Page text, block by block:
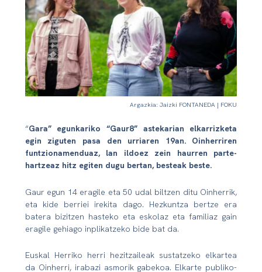
Argazkia: Jaizki FONTANEDA | FOKU
“Gara” egunkariko “Gaur8” astekarian elkarrizketa
egin ziguten pasa den urriaren 19an. Oinherriren
funtzionamenduaz, lan ildoez zein haurren parte-
hartzeaz hitz egiten dugu bertan, besteak beste.
Gaur egun 14 eragile eta 50 udal biltzen ditu Oinherrik,
eta kide berriei irekita dago. Hezkuntza bertze era
batera bizitzen hasteko eta eskolaz eta familiaz gain
eragile gehiago inplikatzeko bide bat da.
Euskal Herriko herri hezitzaileak sustatzeko elkartea
da Oinherri, irabazi asmorik gabekoa. Elkarte publiko-